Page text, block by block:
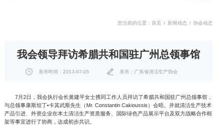
您当前的位置：首页 / 新闻动态 / 协会动态
我会领导拜访希腊共和国驻广州总领事馆
发布时间：2013-07-05 发布：广东省清洁生产协会
7月2日，我会执行会长黄建平女士携同工作人员拜访了希腊共和国驻广州总领事馆，
与总领事康斯坦丁•卡其武斯先生（Mr. Constantin Cakioussis）会晤。并就清洁生产技术
产品引进、外资企业在本土清洁生产资质服务、国际绿色产品展示平台及双方战略合作框
架等事宜进行了协商，达成初步共识。